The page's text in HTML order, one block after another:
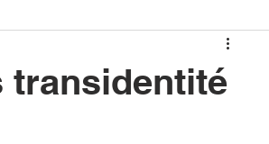
Suicide
transidentité